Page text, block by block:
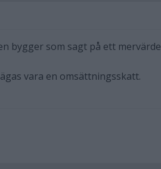
bygger som sagt på ett
vara en omsättningsskatt.